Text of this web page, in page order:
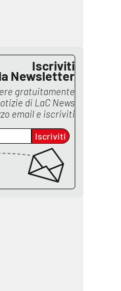
Iscriviti
Newsletter
gratuitamente
di LaC News
email e iscriviti
Iscriviti